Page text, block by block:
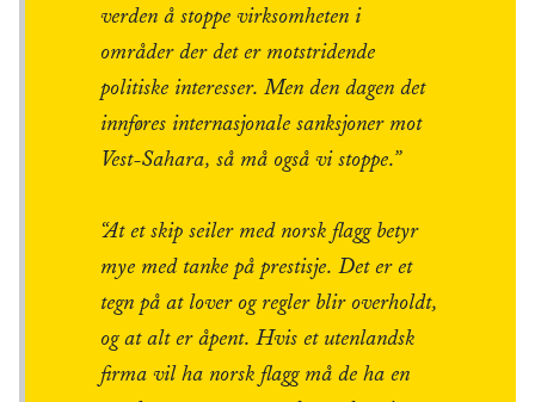
verden å stoppe virksomheten i
områder der det er motstridende
politiske interesser. Men den dagen det
innføres internasjonale sanksjoner mot
Vest-Sahara, så må også vi stoppe.”
“At et skip seiler med norsk flagg betyr
mye med tanke på prestisje. Det er et
tegn på at lover og regler blir overholdt,
og at alt er åpent. Hvis et utenlandsk
firma vil ha norsk flagg må de ha en